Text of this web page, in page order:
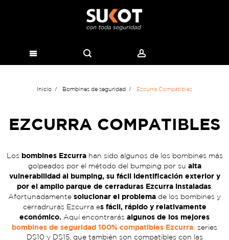
Inicio Bombines de seguridad Ezcurra Compatibles
EZCURRA COMPATIBLES
Los bombines Ezcurrahan sido algunos de los bombines más
golpeados por el método del bumping por su alta
vulnerabilidad al bumping, su fácil identificación exterior y
por el amplio parque de cerraduras Ezcurra instaladas.
Afortunadamente solucionar el problema de los bombines y
cerradruras Ezcurra es fácil, rápido y relativamente
económico. Aquí encontrarás algunos de los mejores
bombines de seguridad 100% compatibles Ezcurra series
DS10 y DS15, que también son compatibles con las